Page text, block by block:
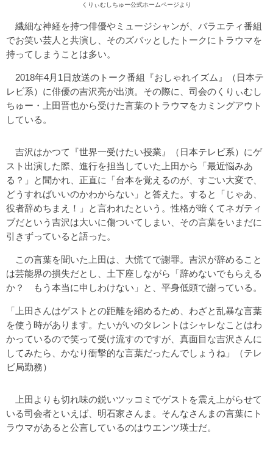
くりぃむしちゅー公式ホームページより
繊細な神経を持つ俳優やミュージシャンが、バラエティ番組
でお笑い芸人と共演し、そのズバッとしたトークにトラウマを
持ってしまうことは多い。
2018年4月1日放送のトーク番組『おしゃれイズム』（日本テ
レビ系）に俳優の吉沢亮が出演。その際に、司会のくりぃむし
ちゅー・上田晋也から受けた言葉のトラウマをカミングアウト
している。
吉沢はかつて『世界一受けたい授業』（日本テレビ系）にゲ
スト出演した際、進行を担当していた上田から「最近悩みあ
る？」と聞かれ、正直に「台本を覚えるのが、すごい大変で、
どうすればいいのかわからない」と答えた。すると「じゃあ、
役者辞めちまえ！」と言われたという。性格が暗くてネガティ
ブだという吉沢は大いに傷ついてしまい、その言葉をいまだに
引きずっていると語った。
この言葉を聞いた上田は、大慌てで謝罪。吉沢が辞めること
は芸能界の損失だとし、土下座しながら「辞めないでもらえる
か？ もう本当に申しわけない」と、平身低頭で謝っている。
「上田さんはゲストとの距離を縮めるため、わざと乱暴な言葉
を使う時があります。たいがいのタレントはシャレなことはわ
かっているので笑って受け流すのですが、真面目な吉沢さんに
してみたら、かなり衝撃的な言葉だったんでしょうね」（テレ
ビ局勤務）
上田よりも切れ味の鋭いツッコミでゲストを震え上がらせて
いる司会者といえば、明石家さんま。そんなさんまの言葉にト
ラウマがあると公言しているのはウエンツ瑛士だ。